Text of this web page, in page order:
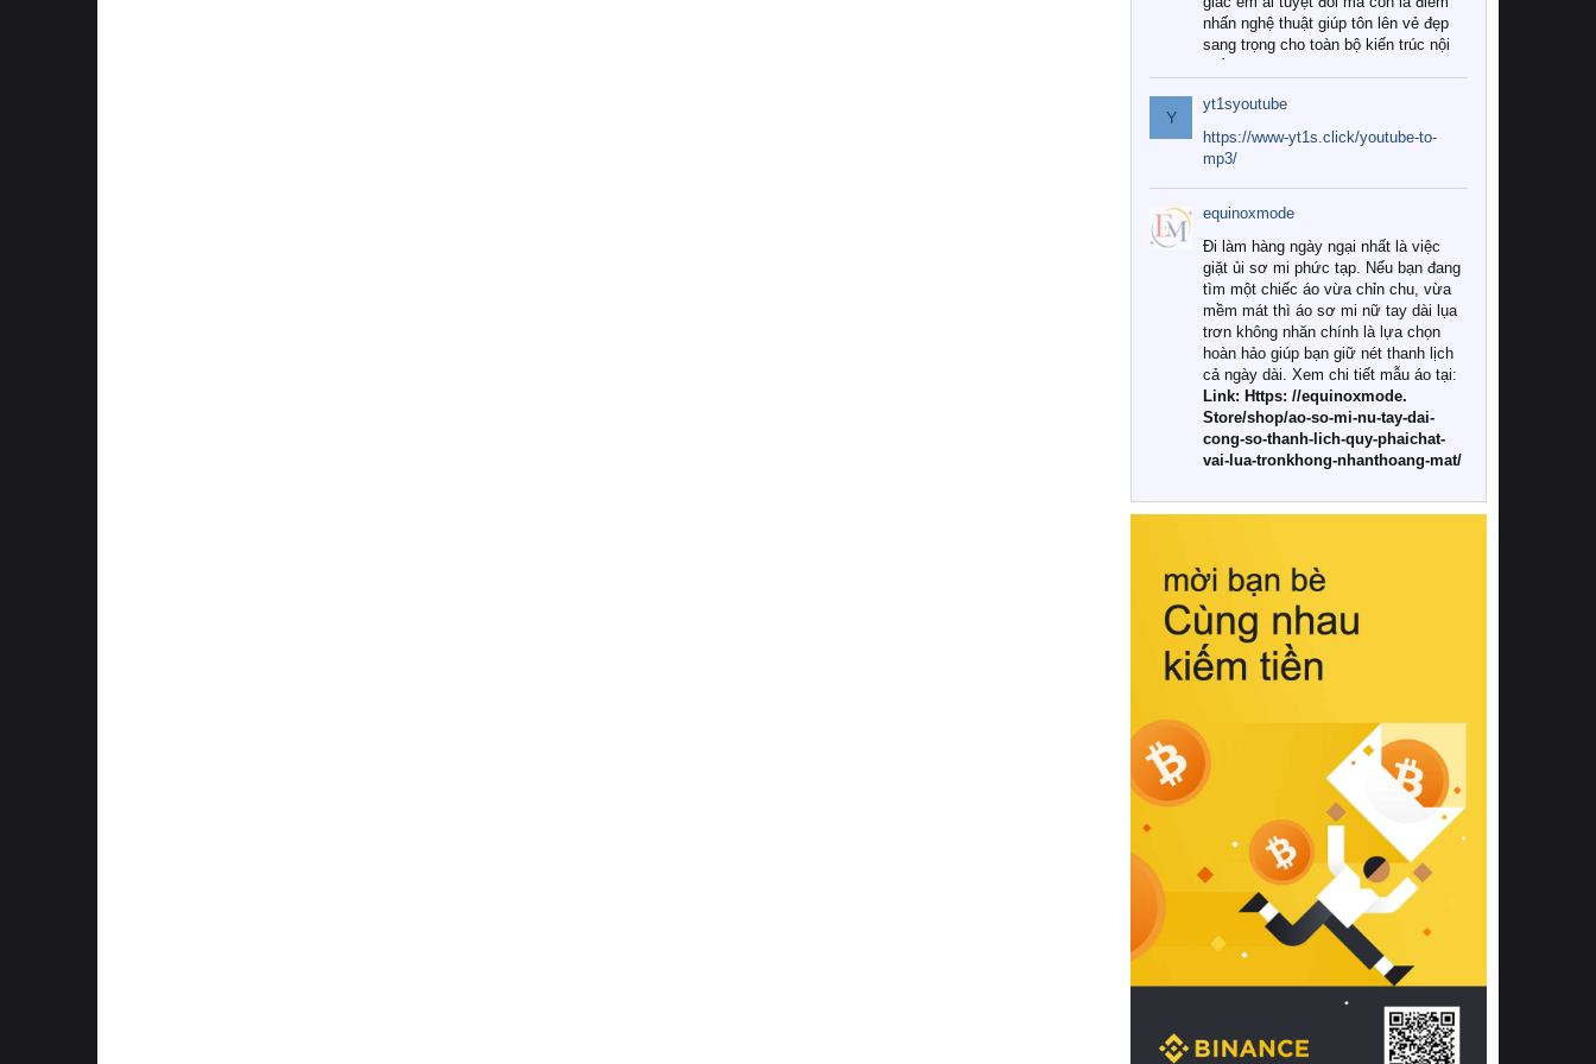
nhấn nghệ thuật giúp tôn lên vẻ đẹp
sang trọng cho toàn bộ kiến trúc nội
Tuy nhiên, giữa thị trường đa dạng
với vô vàn thương hiệu và mẫu mã
như hiện nay, làm thế nào để chọn
được những bộ chăn ga gối đệm cao
cấp thực sự chất lượng, phù hợp với
khí hậu và nhu cầu sử dụng của gia
đình? Hãy cùng chúng tôi đi tìm lời
giải đáp chi tiết qua bài viết dưới đây.
1. Tại sao các gia đình hiện đại lại ưa
chuộng chăn ga gối đệm cao cấp?
Khác với các dòng sản phẩm thông
thường, những bộ chăn ga gối đệm
cao cấp trải qua quy trình sản xuất
nghiêm ngặt từ khâu chọn lọc nguyên
liệu tự nhiên đến công nghệ dệt
nhuộm hiện đại không chứa hóa chất
này, bạn sẽ cảm nhận rõ rệt sự khác
hồi chuẩn xác của phần đệm nâng đỡ
cột sống.
Bên cạnh đó, việc lựa chọn các dòng
sản phẩm đạt chuẩn chất lượng quốc
tế còn giúp ngăn ngừa tình trạng kích
khuẩn và nấm mốc trong điều kiện
thời tiết nóng ẩm. Bạn có thể tìm hiểu
thêm các nghiên cứu khoa học về tác
động của giấc ngủ và môi trường
phòng ngủ đối với sức khỏe con
người tại Sleep Foundation (External
Link) để có cái nhìn toàn diện hơn.
2. Các tiêu chí vàng khi lựa chọn
chăn ga gối đệm cao cấp cho phòng
ngủ
Để sở hữu một bộ chăn ga gối đệm
cao cấp hoàn hảo cả về thẩm mỹ lẫn
công năng, người tiêu dùng cần cân
nhắc kỹ lưỡng các tiêu chí quan trọng
Y
yt1syoutube
https://www-yt1s.click/youtube-to-
mp3/
equinoxmode
Đi làm hàng ngày ngại nhất là việc
giặt ủi sơ mi phức tạp. Nếu bạn đang
tìm một chiếc áo vừa chỉn chu, vừa
mềm mát thì áo sơ mi nữ tay dài lụa
trơn không nhăn chính là lựa chọn
hoàn hảo giúp bạn giữ nét thanh lịch
cả ngày dài. Xem chi tiết mẫu áo tại:
Link: Https: //equinoxmode.
Store/shop/ao-so-mi-nu-tay-dai-
cong-so-thanh-lich-quy-phaichat-
vai-lua-tronkhong-nhanthoang-mat/